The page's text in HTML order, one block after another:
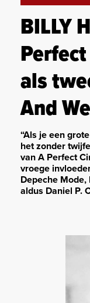
BILLY
als
And
“Als je een
het zonder
van A Perfect
vroege
Depeche Mode,
aldus Daniel P.